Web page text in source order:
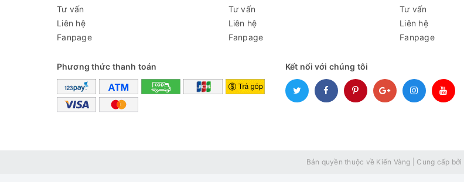
Tư vấn
Liên hệ
Fanpage
Tư vấn
Liên hệ
Fanpage
Tư vấn
Liên hệ
Fanpage
Phương thức thanh toán Kết nối với chúng tôi
Bản quyền thuộc về Kiến Vàng Cung cấp bởi